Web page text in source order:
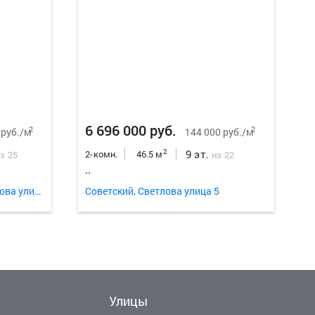
руб./м2
25
Кировский, Академика Вавилова улица 37д
6 696 000 руб. 144 000 руб./м2
2-комн. 46.5 м2 9 эт. из 22
..
Советский, Светлова улица 5
Улицы